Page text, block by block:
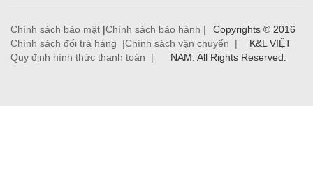
Chính sách bảo mật |Chính sách bảo hành |
Chính sách đổi trả hàng |Chính sách vận chuyển |
Quy định hình thức thanh toán |
Copyrights © 2016
K&L VIỆT
NAM. All Rights Reserved.